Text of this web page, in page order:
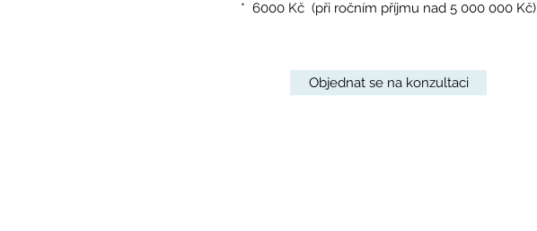
* 6000 Kč (při ročním příjmu nad 5 000 000 Kč)
Objednat se na konzultaci